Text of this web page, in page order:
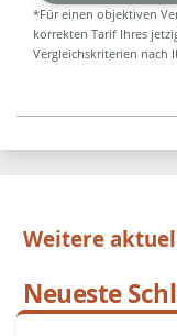
*Für einen objektiven
korrekten Tarif Ihres
Vergleichskriterien nach
Weitere
Neueste